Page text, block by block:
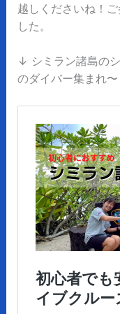
越しくださいね！
した。
↓ シミラン諸島の
のダイバー集まれ〜